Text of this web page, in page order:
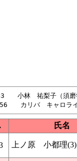
　小林　祐梨子（須
氏名
上ノ原 小都理(3)